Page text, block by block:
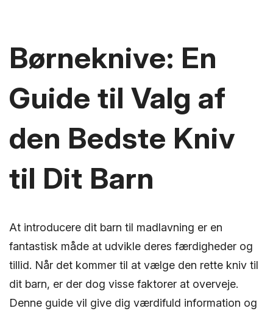
Børneknive: En
Guide til Valg af
den Bedste Kniv
til Dit Barn
At introducere dit barn til madlavning er en
fantastisk måde at udvikle deres færdigheder og
tillid. Når det kommer til at vælge den rette kniv til
dit barn, er der dog visse faktorer at overveje.
Denne guide vil give dig værdifuld information og